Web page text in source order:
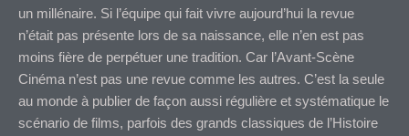
un millénaire. Si l’équipe qui fait vivre aujourd’hui la revue
n’était pas présente lors de sa naissance, elle n’en est pas
moins fière de perpétuer une tradition. Car l’Avant-Scène
Cinéma n’est pas une revue comme les autres. C’est la seule
au monde à publier de façon aussi régulière et systématique le
scénario de films, parfois des grands classiques de l’Histoire